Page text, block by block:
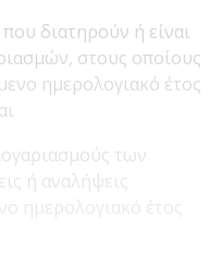
που διατηρούν ή είναι
στους οποίους
ημερολογιακό έτος
των
ή αναλήψεις